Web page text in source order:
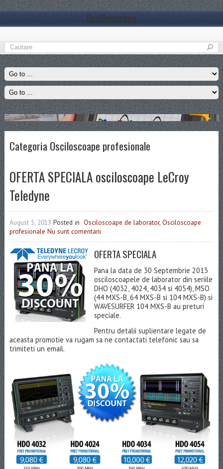
Osciloscoape
Categoria Osciloscoape profesionale
OFERTA SPECIALA osciloscoape LeCroy
Teledyne
August 5, 2013 Posted in Osciloscoape de laborator, Osciloscoape
profesionale Nu sunt comentarii
OFERTA SPECIALA
Pana la data de 30 Septembrie 2013
osciloscoapele de laborator din seriile
DHO (4032, 4024, 4034 si 4054), MSO
(44 MXS-B, 64 MXS-B si 104 MXS-B) si
WAVESURFER 104 MXS-B au preturi
speciale.
Pentru detalii suplientare legate de
aceasta promotie va rugam sa ne contactati telefonic sau sa
trimiteti un email.